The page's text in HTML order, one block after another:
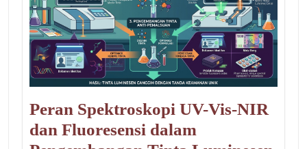
Peran Spektroskopi UV-Vis-NIR
dan Fluoresensi dalam